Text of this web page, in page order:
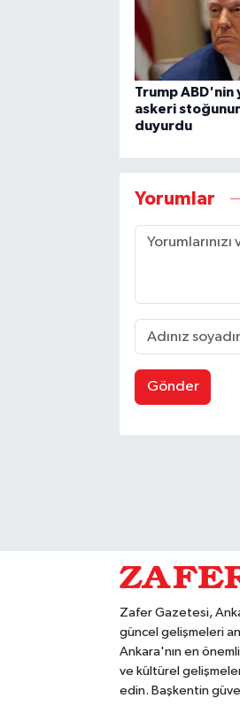
Trump
askeri
duyurdu
Yorumlar
Gönder
Zafer Gazetesi,
güncel gelişmeleri
Ankara'nın en
ve kültürel
edin. Başkentin